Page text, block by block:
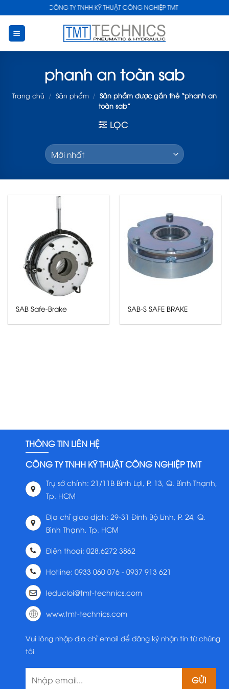
to
content
CÔNG TY TNHH KỸ THUẬT CÔNG NGHIỆP TMT
phanh an toàn sab
Trang chủ / Sản phẩm / Sản phẩm được gắn thẻ “phanh an
toàn sab”
LỌC
SAB Safe-Brake SAB-S SAFE BRAKE
THÔNG TIN LIÊN HỆ
CÔNG TY TNHH KỸ THUẬT CÔNG NGHIỆP TMT
Trụ sở chính: 21/11B Bình Lợi, P. 13, Q. Bình Thạnh,
Tp. HCM
Địa chỉ giao dịch: 29-31 Đinh Bộ Lĩnh, P. 24, Q.
Bình Thạnh, Tp. HCM
Điện thoại: 028.6272 3862
Hotline: 0933 060 076 - 0937 913 621
leducloi@tmt-technics.com
www.tmt-technics.com
Vui lòng nhập địa chỉ email để đăng ký nhận tin từ chúng
tôi